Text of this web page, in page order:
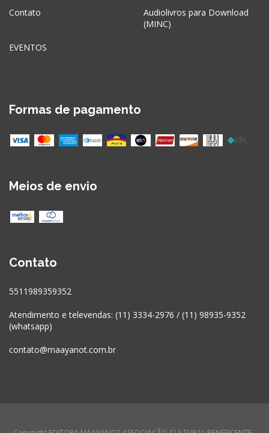
Contato
Audiolivros para Download
(MINC)
EVENTOS
Formas de pagamento
Meios de envio
Contato
5511989359352
Atendimento e televendas: (11) 3334-2976 / (11) 98935-9352
(whatsapp)
contato@maayanot.com.br